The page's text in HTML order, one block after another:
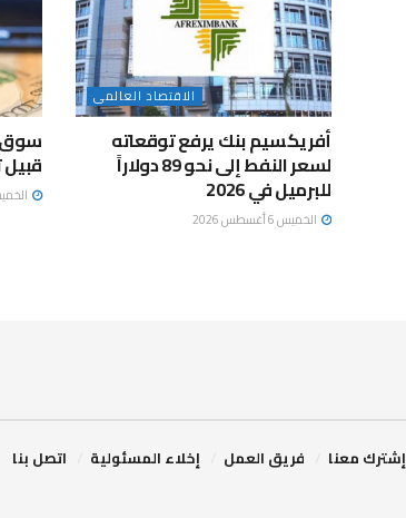
الاقتصاد العالمى
أفريكسيم بنك يرفع توقعاته
لسعر النفط إلى نحو 89 دولاراً
للبرميل في 2026
الخميس 6 أغسطس 2026
سوق
قبيل
الخميس 6
إشترك معنا فريق العمل إخلاء المسئولية اتصل بنا